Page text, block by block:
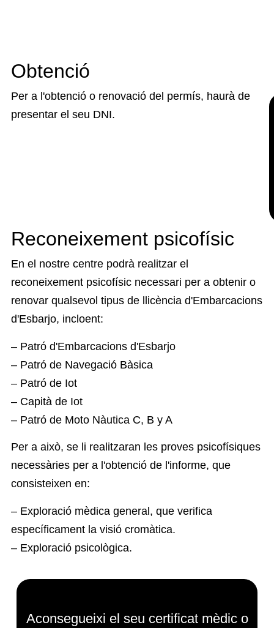
Obtenció
Per a l'obtenció o renovació del permís, haurà de
presentar el seu DNI.
Reconeixement psicofísic
En el nostre centre podrà realitzar el
reconeixement psicofísic necessari per a obtenir o
renovar qualsevol tipus de llicència d'Embarcacions
d'Esbarjo, incloent:
– Patró d'Embarcacions d'Esbarjo
– Patró de Navegació Bàsica
– Patró de Iot
– Capità de Iot
– Patró de Moto Nàutica C, B y A
Per a això, se li realitzaran les proves psicofísiques
necessàries per a l'obtenció de l'informe, que
consisteixen en:
– Exploració mèdica general, que verifica
específicament la visió cromàtica.
– Exploració psicològica.
Aconsegueixi el seu certificat mèdic o